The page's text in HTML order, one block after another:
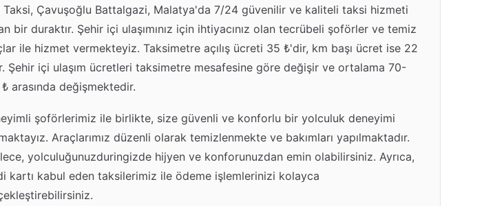
Taksi, Çavuşoğlu Battalgazi, Malatya'da 7/24 güvenilir ve kaliteli taksi hizmeti
bir duraktır. Şehir içi ulaşımınız için ihtiyacınız olan tecrübeli şoförler ve temiz
ile hizmet vermekteyiz. Taksimetre açılış ücreti 35 ₺'dir, km başı ücret ise 22
Şehir içi ulaşım ücretleri taksimetre mesafesine göre değişir ve ortalama 70-
arasında değişmektedir.
şoförlerimiz ile birlikte, size güvenli ve konforlu bir yolculuk deneyimi
Araçlarımız düzenli olarak temizlenmekte ve bakımları yapılmaktadır.
yolculuğunuzduringizde hijyen ve konforunuzdan emin olabilirsiniz. Ayrıca,
kartı kabul eden taksilerimiz ile ödeme işlemlerinizi kolayca